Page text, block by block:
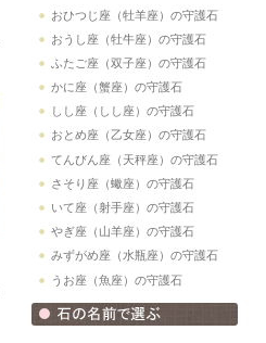
おひつじ座（牡羊座）の守護石
おうし座（牡牛座）の守護石
ふたご座（双子座）の守護石
かに座（蟹座）の守護石
しし座（しし座）の守護石
おとめ座（乙女座）の守護石
てんびん座（天秤座）の守護石
さそり座（蠍座）の守護石
いて座（射手座）の守護石
やぎ座（山羊座）の守護石
みずがめ座（水瓶座）の守護石
うお座（魚座）の守護石